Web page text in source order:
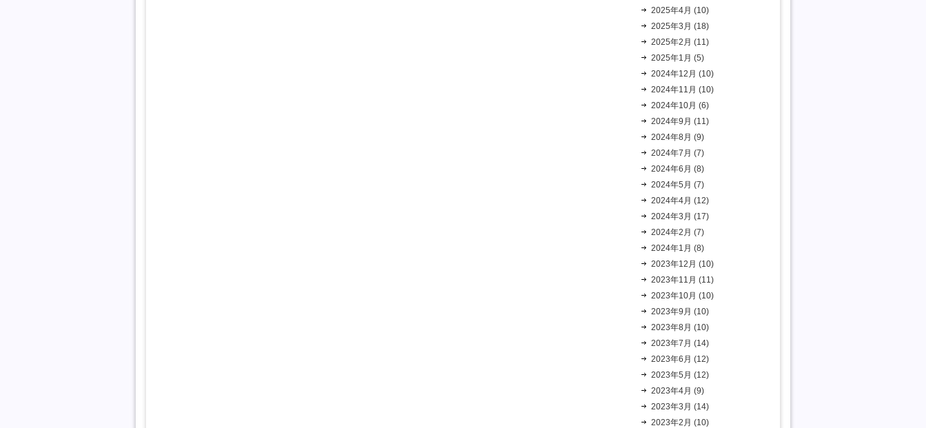
2025年4月 (10)
2025年3月 (18)
2025年2月 (11)
2025年1月 (5)
2024年12月 (10)
2024年11月 (10)
2024年10月 (6)
2024年9月 (11)
2024年8月 (9)
2024年7月 (7)
2024年6月 (8)
2024年5月 (7)
2024年4月 (12)
2024年3月 (17)
2024年2月 (7)
2024年1月 (8)
2023年12月 (10)
2023年11月 (11)
2023年10月 (10)
2023年9月 (10)
2023年8月 (10)
2023年7月 (14)
2023年6月 (12)
2023年5月 (12)
2023年4月 (9)
2023年3月 (14)
2023年2月 (10)